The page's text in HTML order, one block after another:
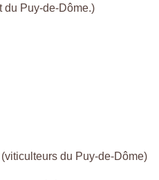
du Puy-de-Dôme.)
du Puy-de-Dôme)